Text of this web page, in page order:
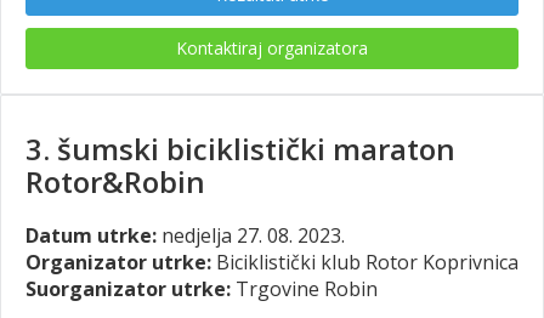
Kontaktiraj organizatora
3. šumski biciklistički maraton
Rotor&Robin
Datum utrke: nedjelja 27. 08. 2023.
Organizator utrke: Biciklistički klub Rotor Koprivnica
Suorganizator utrke: Trgovine Robin